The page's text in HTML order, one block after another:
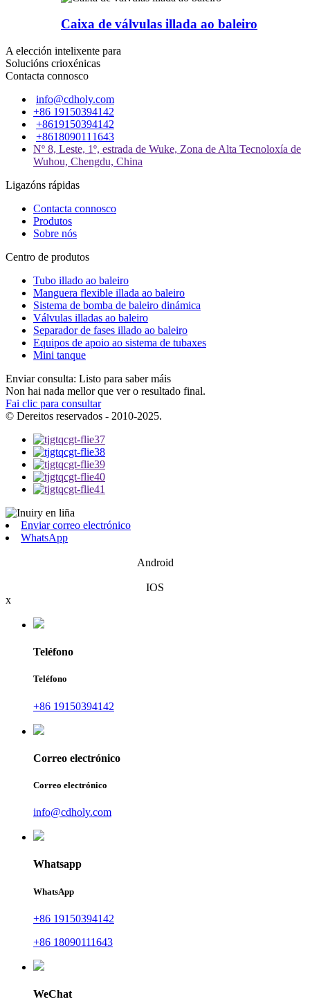
Caixa de válvulas illada ao baleiro
A elección intelixente para
Solucións crioxénicas
Contacta connosco
info@cdholy.com
+86 19150394142
+8619150394142
+8618090111643
Nº 8, Leste, 1º, estrada de Wuke, Zona de Alta Tecnoloxía de
Wuhou, Chengdu, China
Ligazóns rápidas
Contacta connosco
Produtos
Sobre nós
Centro de produtos
Tubo illado ao baleiro
Manguera flexible illada ao baleiro
Sistema de bomba de baleiro dinámica
Válvulas illadas ao baleiro
Separador de fases illado ao baleiro
Equipos de apoio ao sistema de tubaxes
Mini tanque
Enviar consulta: Listo para saber máis
Non hai nada mellor que ver o resultado final.
Fai clic para consultar
© Dereitos reservados - 2010-2025.
Enviar correo electrónico
WhatsApp
Android
IOS
x
Teléfono
Teléfono
+86 19150394142
Correo electrónico
Correo electrónico
info@cdholy.com
Whatsapp
WhatsApp
+86 19150394142
+86 18090111643
WeChat